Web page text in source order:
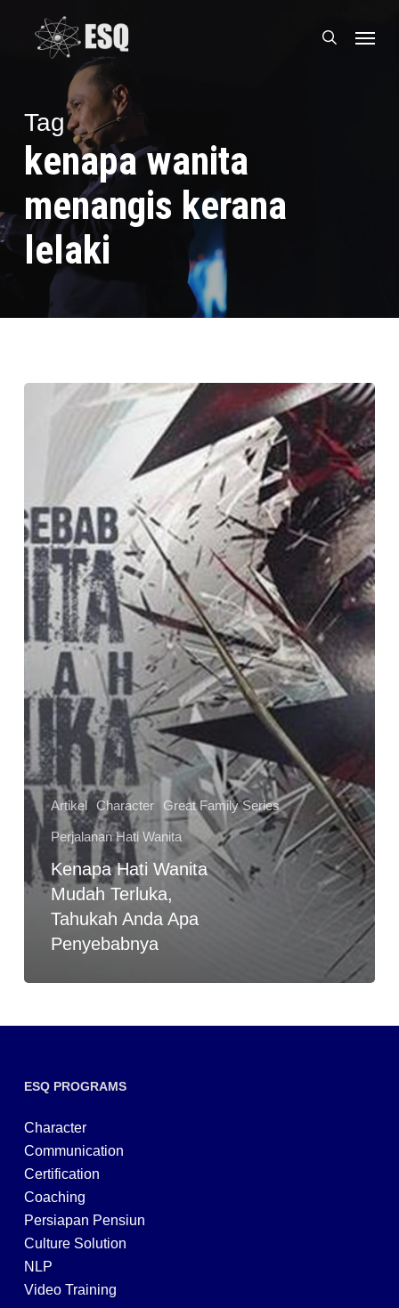
search
Menu
Tag
kenapa wanita
menangis kerana
lelaki
Kenapa
Tahukah
Anda
Apa
Penyebabnya
Artikel Character Great Family Series
Perjalanan Hati Wanita
Kenapa Hati Wanita
Mudah Terluka,
Tahukah Anda Apa
Penyebabnya
ESQ PROGRAMS
Character
Communication
Certification
Coaching
Persiapan Pensiun
Culture Solution
NLP
Video Training